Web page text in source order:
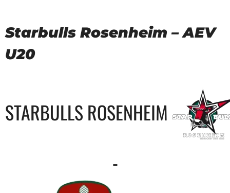
Starbulls Rosenheim – AEV
U20
STARBULLS ROSENHEIM
-